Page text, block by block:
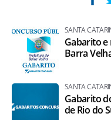
SANTA
Gabarito
Barra
SANTA
Gabarito
de Rio do